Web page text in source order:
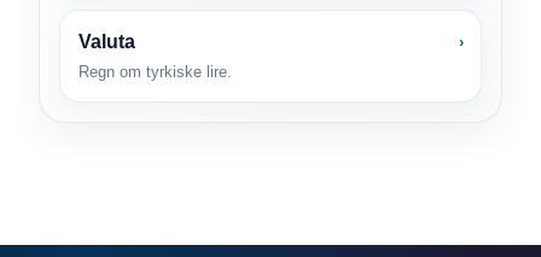
Valuta
Regn om tyrkiske lire.
›